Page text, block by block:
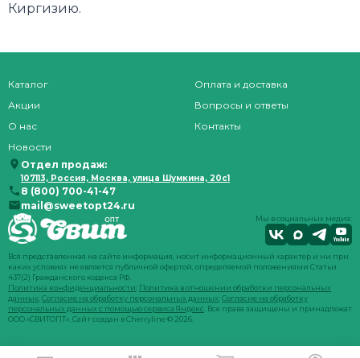
Киргизию.
Каталог
Акции
О нас
Новости
Оплата и доставка
Вопросы и ответы
Контакты
Отдел продаж:
107113, Россия, Москва, улица Шумкина, 20с1
8 (800) 700-41-47
mail@sweetopt24.ru
Мы в социальных медиа:
Вся представленная на сайте информация, носит информационный характер и ни при
каких условиях не является публичной офертой, определяемой положениями Статьи
437(2) Гражданского кодекса РФ.
Политика конфиденциальности; Политика в отношении обработки персональных
данных; Согласие на обработку персональных данных; Согласие на обработку
персональных данных с помощью сервиса Яндекс . Все права защищены и принадлежат
ООО «СВИТОПТ». Сайт создан вCherryline© 2026.